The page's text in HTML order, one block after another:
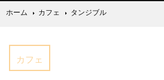
ホーム カフェ タンジブル
カフェ